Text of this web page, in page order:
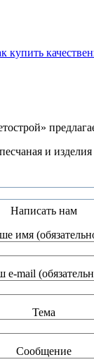
купить
и
Написать нам
имя
e-mail
Тема
Сообщение